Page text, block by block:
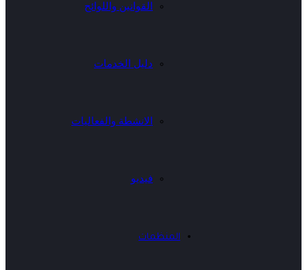
القوانين واللوائح
دليل الخدمات
الانشطة والفعاليات
فيديو
المنظمات